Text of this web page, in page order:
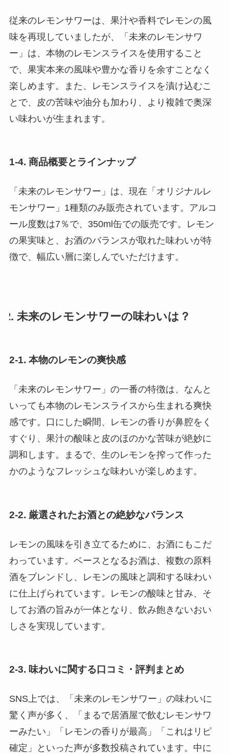
従来のレモンサワーは、果汁や香料でレモンの風
味を再現していましたが、「未来のレモンサワ
ー」は、本物のレモンスライスを使用すること
で、果実本来の風味や豊かな香りを余すことなく
楽しめます。また、レモンスライスを漬け込むこ
とで、皮の苦味や油分も加わり、より複雑で奥深
い味わいが生まれます。
1-4. 商品概要とラインナップ
「未来のレモンサワー」は、現在「オリジナルレ
モンサワー」1種類のみ販売されています。アルコ
ール度数は7％で、350ml缶での販売です。レモン
の果実味と、お酒のバランスが取れた味わいが特
徴で、幅広い層に楽しんでいただけます。
2. 未来のレモンサワーの味わいは？
2-1. 本物のレモンの爽快感
「未来のレモンサワー」の一番の特徴は、なんと
いっても本物のレモンスライスから生まれる爽快
感です。口にした瞬間、レモンの香りが鼻腔をく
すぐり、果汁の酸味と皮のほのかな苦味が絶妙に
調和します。まるで、生のレモンを搾って作った
かのようなフレッシュな味わいが楽しめます。
2-2. 厳選されたお酒との絶妙なバランス
レモンの風味を引き立てるために、お酒にもこだ
わっています。ベースとなるお酒は、複数の原料
酒をブレンドし、レモンの風味と調和する味わい
に仕上げられています。レモンの酸味と甘み、そ
してお酒の旨みが一体となり、飲み飽きないおい
しさを実現しています。
2-3. 味わいに関する口コミ・評判まとめ
SNS上では、「未来のレモンサワー」の味わいに
驚く声が多く、「まるで居酒屋で飲むレモンサワ
ーみたい」「レモンの香りが最高」「これはリピ
確定」といった声が多数投稿されています。中に